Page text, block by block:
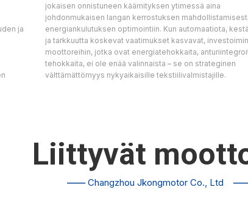
ja
jokaisen onnistuneen käämityksen ytimessä aina
johdonmukaisen langan kerrostuksen
energiankulutuksen optimointiin. Kun automaatiota,
ja tarkkuutta koskevat vaatimukset kasvavat,
moottoreihin, jotka ovat energiatehokkaita,
tehokkaita, ei ole enää valinnaista – se on strateginen
välttämättömyys nykyaikaisille tekstiilivalmistajille.
Liittyvät
—— Changzhou Jkongmotor Co., Ltd